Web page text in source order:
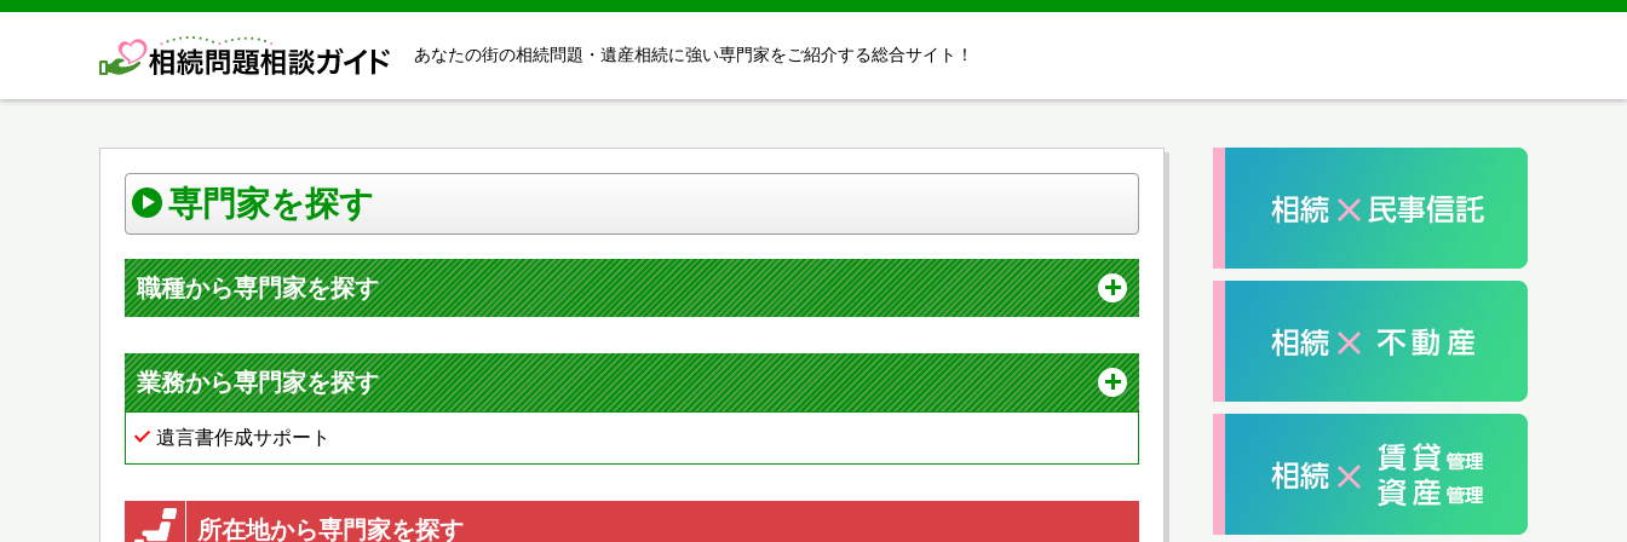
あなたの街の相続問題・遺産相続に強い専門家をご紹介する総合サイト！
専門家を探す
職種から専門家を探す
業務から専門家を探す
遺言書作成サポート
所在地から専門家を探す